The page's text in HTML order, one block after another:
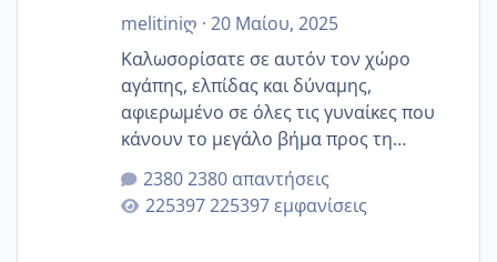
melitiniღ · 20 Μαίου, 2025
Καλωσορίσατε σε αυτόν τον χώρο
αγάπης, ελπίδας και δύναμης,
αφιερωμένο σε όλες τις γυναίκες που
κάνουν το μεγάλο βήμα προς τη
μητρότητα μέσω εξωσωματικής το 2025.
Εδώ θα μοιραστούμε αγωνίες, χαρές,
εμπειρίες και κάθε μικρή ή μεγάλη
2380 απαντήσεις
225397 εμφανίσεις